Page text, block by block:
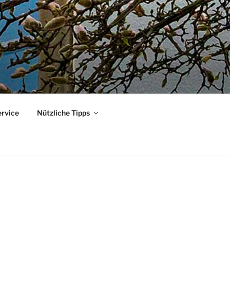
Nützliche Tipps